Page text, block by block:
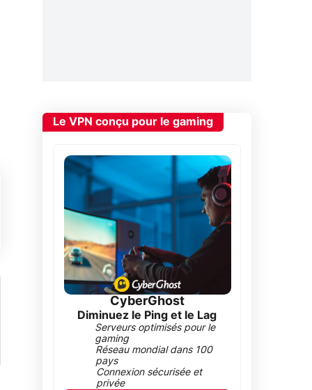
Le VPN conçu pour le gaming
CyberGhost
Diminuez le Ping et le Lag
Serveurs optimisés pour le
gaming
Réseau mondial dans 100
pays
Connexion sécurisée et
privée